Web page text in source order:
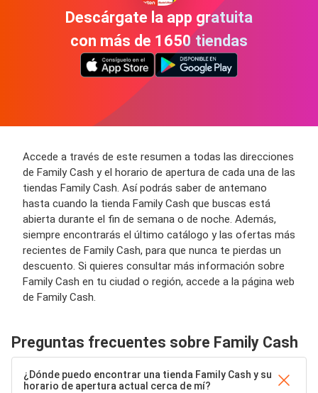
Descárgate la app gratuita
con más de 1650 tiendas
Accede a través de este resumen a todas las direcciones
de Family Cash y el horario de apertura de cada una de las
tiendas Family Cash. Así podrás saber de antemano
hasta cuando la tienda Family Cash que buscas está
abierta durante el fin de semana o de noche. Además,
siempre encontrarás el último catálogo y las ofertas más
recientes de Family Cash, para que nunca te pierdas un
descuento. Si quieres consultar más información sobre
Family Cash en tu ciudad o región, accede a la página web
de Family Cash.
Preguntas frecuentes sobre Family Cash
¿Dónde puedo encontrar una tienda Family Cash y su
horario de apertura actual cerca de mí?